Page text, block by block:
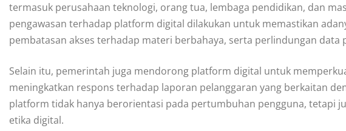
termasuk perusahaan teknologi, orang tua, lembaga pendidikan, dan
pengawasan terhadap platform digital dilakukan untuk memastikan
pembatasan akses terhadap materi berbahaya, serta perlindungan data
Selain itu, pemerintah juga mendorong platform digital untuk
meningkatkan respons terhadap laporan pelanggaran yang berkaitan
platform tidak hanya berorientasi pada pertumbuhan pengguna, tetapi
etika digital.